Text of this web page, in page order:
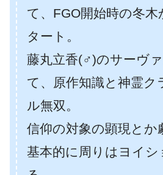
て、FGO開始時の冬木
タート。
藤丸立香(♂)のサーヴ
て、原作知識と神霊ク
ル無双。
信仰の対象の顕現とか
基本的に周りはヨイシ